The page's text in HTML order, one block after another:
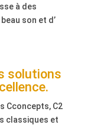
à des
son et d’
solutions
Cconcepts, C2
classiques et